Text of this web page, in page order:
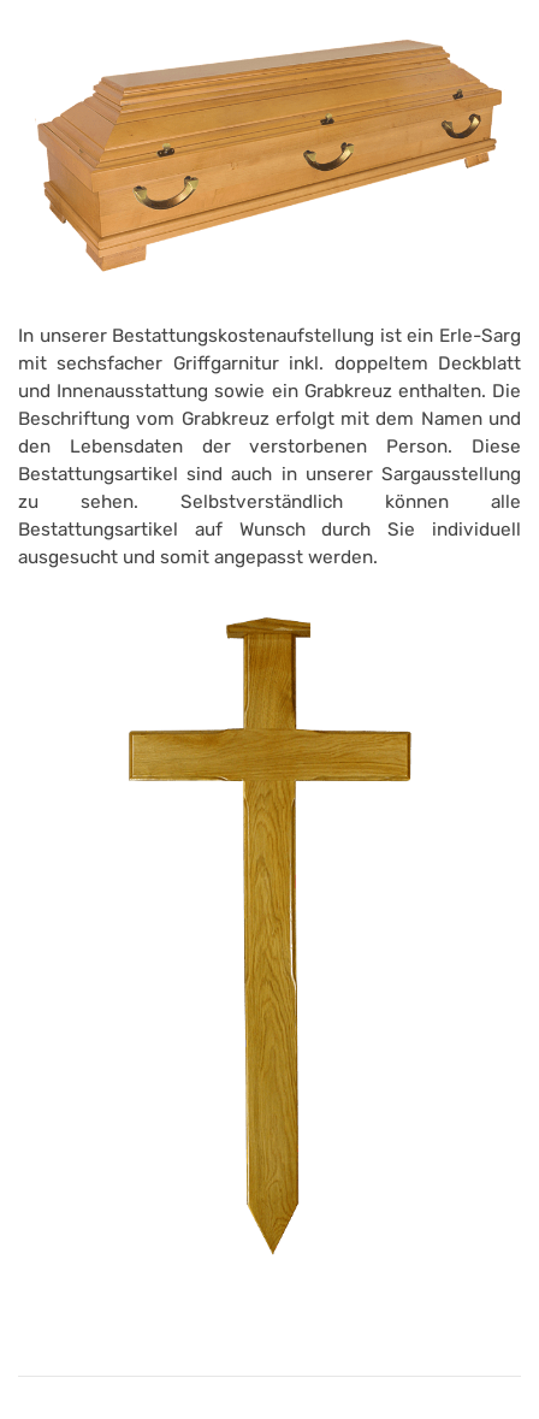
In unserer Bestattungskostenaufstellung ist ein Erle-Sarg
mit sechsfacher Griffgarnitur inkl. doppeltem Deckblatt
und Innenausstattung sowie ein Grabkreuz enthalten. Die
Beschriftung vom Grabkreuz erfolgt mit dem Namen und
den Lebensdaten der verstorbenen Person. Diese
Bestattungsartikel sind auch in unserer Sargausstellung
zu sehen. Selbstverständlich können alle
Bestattungsartikel auf Wunsch durch Sie individuell
ausgesucht und somit angepasst werden.